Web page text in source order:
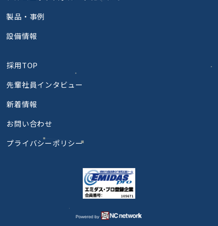
製品・事例
設備情報
採用TOP
先輩社員インタビュー
新着情報
お問い合わせ
プライバシーポリシー